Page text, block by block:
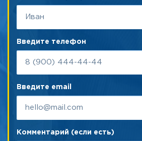
Введите телефон
Введите email
Комментарий (если есть)